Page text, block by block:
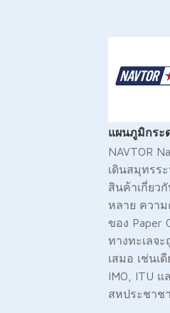
แผนภูมิกร
NAVTOR
เดินสมุทรร
สินค้าเกี่ยว
หลาย ควา
ของ Paper
ทางทะเลจะ
เสมอ เช่นเ
IMO, ITU
สหประชาช